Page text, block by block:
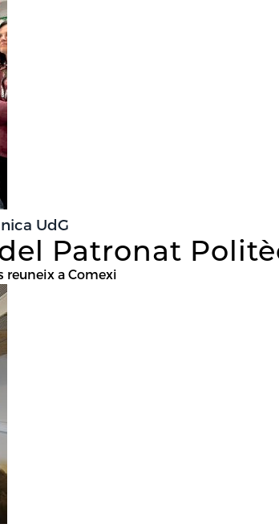
UdG
Patronat
reuneix a Comexi